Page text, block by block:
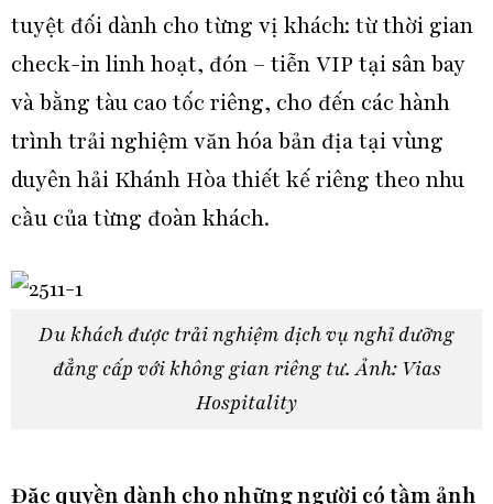
tuyệt đối dành cho từng vị khách: từ thời gian
check-in linh hoạt, đón – tiễn VIP tại sân bay
và bằng tàu cao tốc riêng, cho đến các hành
trình trải nghiệm văn hóa bản địa tại vùng
duyên hải Khánh Hòa thiết kế riêng theo nhu
cầu của từng đoàn khách.
Du khách được trải nghiệm dịch vụ nghỉ dưỡng
đẳng cấp với không gian riêng tư. Ảnh: Vias
Hospitality
Đặc quyền dành cho những người có tầm ảnh